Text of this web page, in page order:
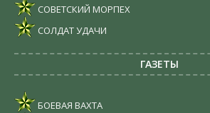
СОВЕТСКИЙ МОРПЕХ
СОЛДАТ УДАЧИ
ГАЗЕТЫ
БОЕВАЯ ВАХТА